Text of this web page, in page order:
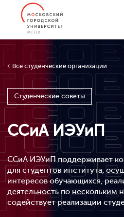
Все студенческие организации
Студенческие советы
ССиА ИЭУиП
ССиА ИЭУиП поддерживает
для студентов института,
интересов обучающихся,
деятельность по нескольким
содействует реализации